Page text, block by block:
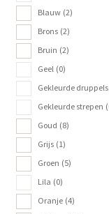
Blauw (2)
Brons (2)
Bruin (2)
Geel (0)
Gekleurde druppels
Gekleurde strepen
Goud (8)
Grijs (1)
Groen (5)
Lila (0)
Oranje (4)